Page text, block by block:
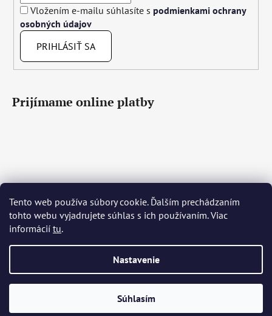
Tento web používa súbory cookie. Ďalším prechádzaním
tohto webu vyjadrujete súhlas s ich používaním. Viac
informácií tu.
Nastavenie
Súhlasím
Vložením e-mailu súhlasíte s podmienkami ochrany
osobných údajov
PRIHLÁSIŤ SA
Prijímame online platby
Čeština Slovenčina English Deutsch Magyar
Język polski Română Italiano Español Français
Português
Nederlands Українська Ελληνικά Svenska Dansk
Bohemia Crystal Glass